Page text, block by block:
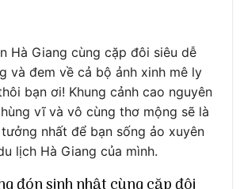
Hà Giang cùng cặp đôi siêu dễ
và đem về cả bộ ảnh xinh mê ly
bạn ơi! Khung cảnh cao nguyên
vĩ và vô cùng thơ mộng sẽ là
nhất để bạn sống ảo xuyên
lịch Hà Giang của mình.